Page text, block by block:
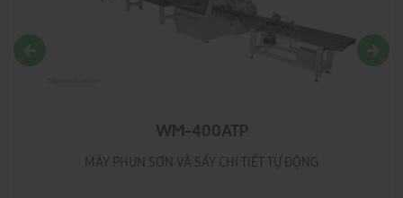
WM-400ATP
MÁY PHUN SƠN VÀ SẤY CHI TIẾT TỰ ĐỘNG